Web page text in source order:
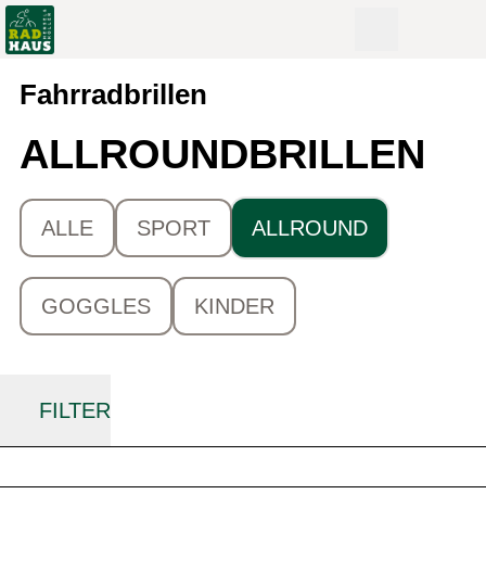
Fahrradbrillen
ALLROUND­BRILLEN
ALLE SPORT ALLROUND
GOGGLES KINDER
FILTER